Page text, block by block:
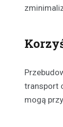
transport
mogą